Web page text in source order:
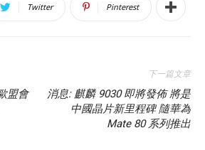
Twitter Pinterest
盟會
下一篇文章
消息: 麒麟 9030 即將發佈 將是
中國晶片新里程碑 隨華為
Mate 80 系列推出